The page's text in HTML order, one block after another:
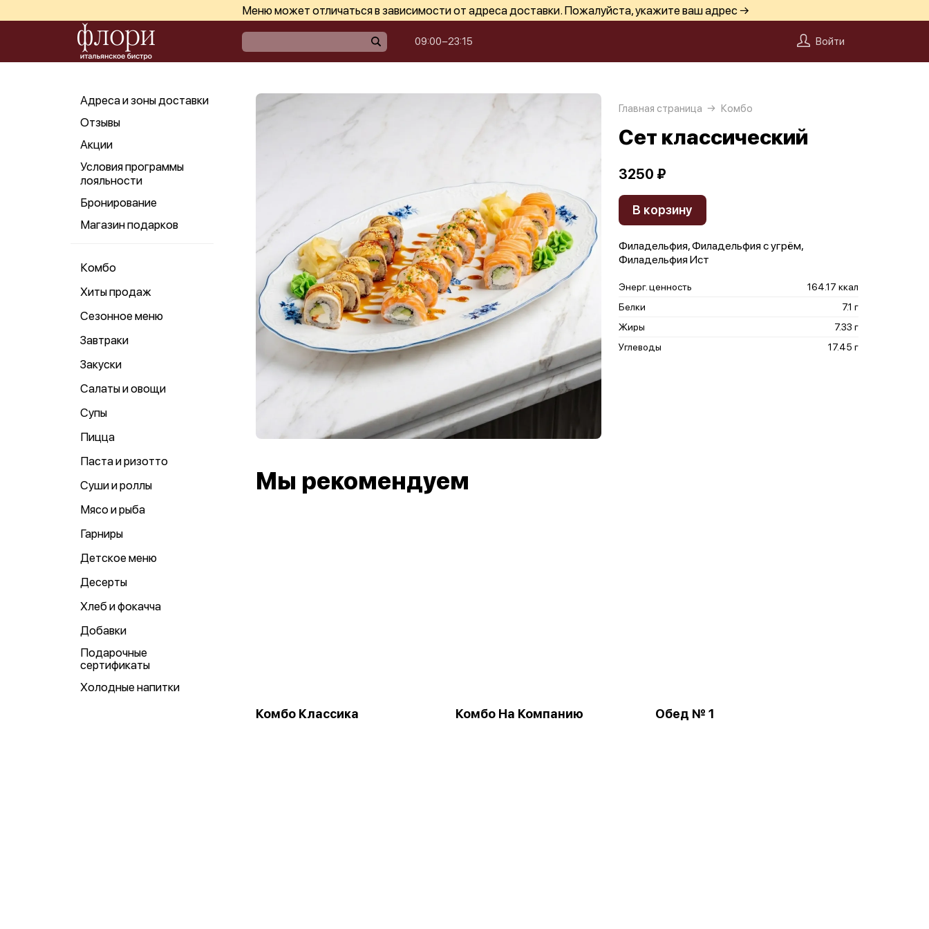
Меню может отличаться в зависимости от адреса доставки. Пожалуйста, укажите ваш адрес →
09:00−23:15 Войти
Адреса и зоны доставки
Отзывы
Акции
Условия программы
лояльности
Бронирование
Магазин подарков
Комбо
Хиты продаж
Сезонное меню
Завтраки
Закуски
Салаты и овощи
Супы
Пицца
Паста и ризотто
Суши и роллы
Мясо и рыба
Гарниры
Детское меню
Десерты
Хлеб и фокачча
Добавки
Подарочные
сертификаты
Холодные напитки
Главная страница Комбо
Сет классический
3250 ₽
В корзину
Филадельфия, Филадельфия с угрём,
Филадельфия Ист
Энерг. ценность
164.17 ккал
Белки
7.1 г
Жиры
7.33 г
Углеводы
17.45 г
Мы рекомендуем
Комбо Классика Комбо На Компанию Обед № 1